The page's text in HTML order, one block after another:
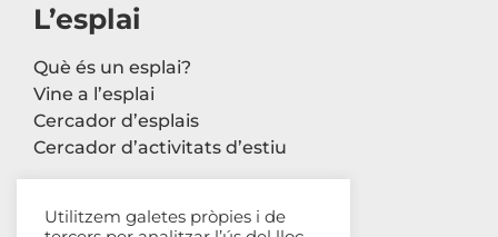
L’esplai
Què és un esplai?
Vine a l’esplai
Cercador d’esplais
Cercador d’activitats d’estiu
Utilitzem galetes pròpies i de